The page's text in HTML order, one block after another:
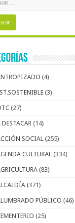
(4)
(3)
(27)
DESTACAR (14)
SOCIAL (255)
CULTURAL (334)
(83)
(371)
PÚBLICO (46)
(25)